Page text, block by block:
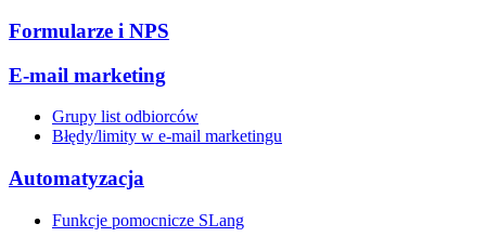
Formularze i NPS
E-mail marketing
Grupy list odbiorców
Błędy/limity w e-mail marketingu
Automatyzacja
Funkcje pomocnicze SLang